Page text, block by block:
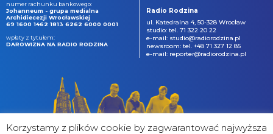
numer rachunku bankowego:
Johanneum - grupa medialna
Archidiecezji Wrocławskiej
69 1600 1462 1813 6262 6000 0001
wpłaty z tytułem:
DAROWIZNA NA RADIO RODZINA
Radio Rodzina
ul. Katedralna 4, 50-328 Wrocław
studio: tel. 71 322 20 22
e-mail: studio@radiorodzina.pl
newsroom: tel. +48 71 327 12 85
e-mail: reporter@radiorodzina.pl
Korzystamy z plików cookie by zagwarantować najwyższa